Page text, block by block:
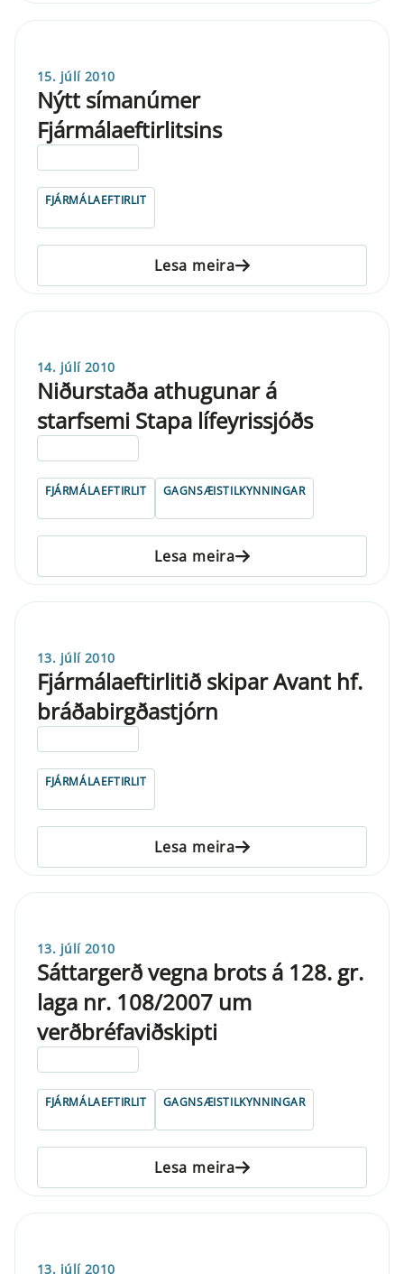
15. júlí 2010
Nýtt símanúmer
Fjármálaeftirlitsins
FJÁRMÁLAEFTIRLIT
Lesa meira
14. júlí 2010
Niðurstaða athugunar á
starfsemi Stapa lífeyrissjóðs
FJÁRMÁLAEFTIRLIT GAGNSÆISTILKYNNINGAR
Lesa meira
13. júlí 2010
Fjármálaeftirlitið skipar Avant hf.
bráðabirgðastjórn
FJÁRMÁLAEFTIRLIT
Lesa meira
13. júlí 2010
Sáttargerð vegna brots á 128. gr.
laga nr. 108/2007 um
verðbréfaviðskipti
FJÁRMÁLAEFTIRLIT GAGNSÆISTILKYNNINGAR
Lesa meira
13. júlí 2010